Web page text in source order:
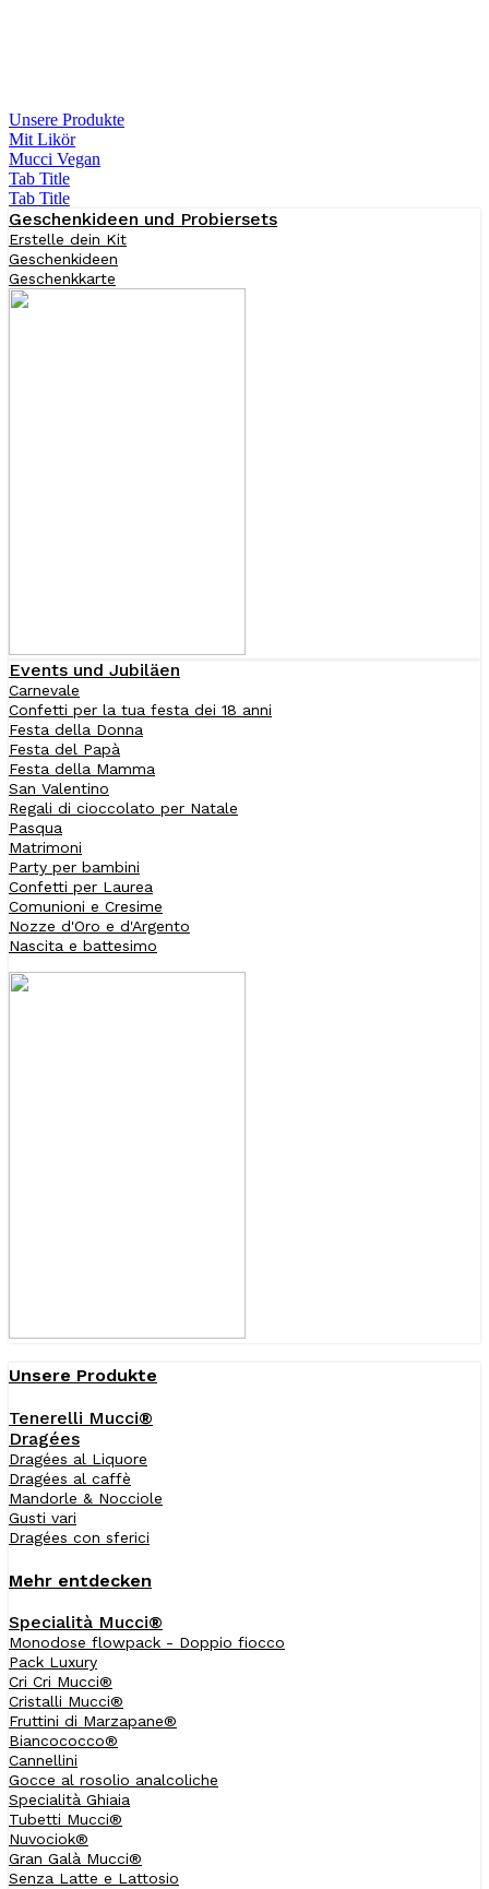
Unsere Produkte
Mit Likör
Mucci Vegan
Tab Title
Tab Title
Geschenkideen und Probiersets
Erstelle dein Kit
Geschenkideen
Geschenkkarte
Events und Jubiläen
Carnevale
Confetti per la tua festa dei 18 anni
Festa della Donna
Festa del Papà
Festa della Mamma
San Valentino
Regali di cioccolato per Natale
Pasqua
Matrimoni
Party per bambini
Confetti per Laurea
Comunioni e Cresime
Nozze d'Oro e d'Argento
Nascita e battesimo
Unsere Produkte
Tenerelli Mucci®
Dragées
Dragées al Liquore
Dragées al caffè
Mandorle & Nocciole
Gusti vari
Dragées con sferici
Mehr entdecken
Specialità Mucci®
Monodose flowpack - Doppio fiocco
Pack Luxury
Cri Cri Mucci®
Cristalli Mucci®
Fruttini di Marzapane®
Biancococco®
Cannellini
Gocce al rosolio analcoliche
Specialità Ghiaia
Tubetti Mucci®
Nuvociok®
Gran Galà Mucci®
Senza Latte e Lattosio